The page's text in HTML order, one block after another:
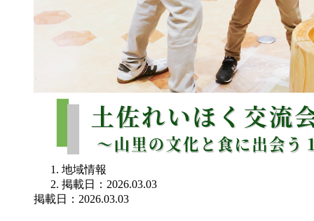
地域情報
掲載日：2026.03.03
掲載日：2026.03.03